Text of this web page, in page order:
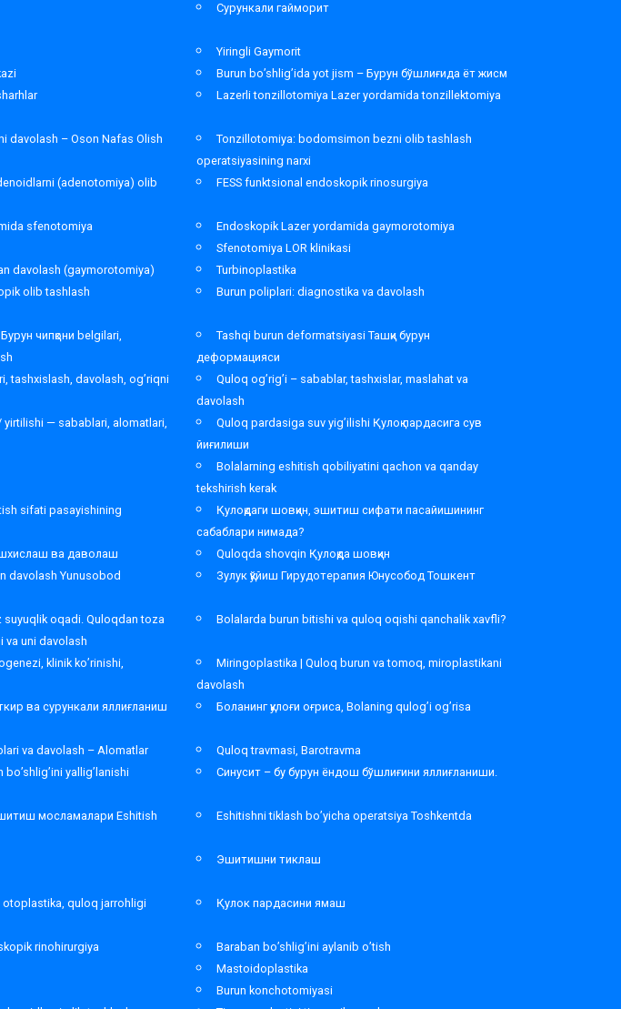
Сурункали гайморит
Yiringli Gaymorit
Burun bo’shlig’ida yot jism – Бурун бўшлиғида ёт жисм
Lazerli tonzillotomiya Lazer yordamida tonzillektomiya
davolash – Oson Nafas Olish
Tonzillotomiya: bodomsimon bezni olib tashlash
operatsiyasining narxi
(adenotomiya) olib
FESS funktsional endoskopik rinosurgiya
sfenotomiya
Endoskopik Lazer yordamida gaymorotomiya
Sfenotomiya LOR klinikasi
davolash (gaymorotomiya)
Turbinoplastika
olib tashlash Burun poliplari: diagnostika va davolash
чипқони belgilari,
Tashqi burun deformatsiyasi Ташқи бурун
деформацияси
tashxislash, davolash, og’riqni
Quloq og’rig’i – sabablar, tashxislar, maslahat va
davolash
— sabablari, alomatlari,
Quloq pardasiga suv yig’ilishi Қулоқ пардасига сув
йиғилиши
Bolalarning eshitish qobiliyatini qachon va qanday
tekshirish kerak
sifati pasayishining
Қулоқдаги шовқин, эшитиш сифати пасайишининг
сабаблари нимада?
ва даволаш
Quloqda shovqin Қулоқда шовқин
davolash Yunusobod
Зулук қўйиш Гирудотерапия Юнусобод Тошкент
oqadi. Quloqdan toza
va uni davolash
Bolalarda burun bitishi va quloq oqishi qanchalik xavfli?
klinik ko’rinishi,
Miringoplastika | Quloq burun va tomoq, miroplastikani
davolash
ва сурункали яллиғланиш
Боланинг қулоғи оғриса, Bolaning qulog’i og’risa
va davolash – Alomatlar
Quloq travmasi, Barotravma
yallig’lanishi Синусит – бу бурун ёндош бўшлиғини яллиғланиши.
мосламалари Eshitish
Eshitishni tiklash bo’yicha operatsiya Toshkentda
Эшитишни тиклаш
quloq jarrohligi
Қулок пардасини ямаш
rinohirurgiya
Baraban bo’shlig’ini aylanib o’tish
Mastoidoplastika
Burun konchotomiyasi